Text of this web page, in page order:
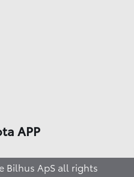
APP
Bilhus ApS all rights